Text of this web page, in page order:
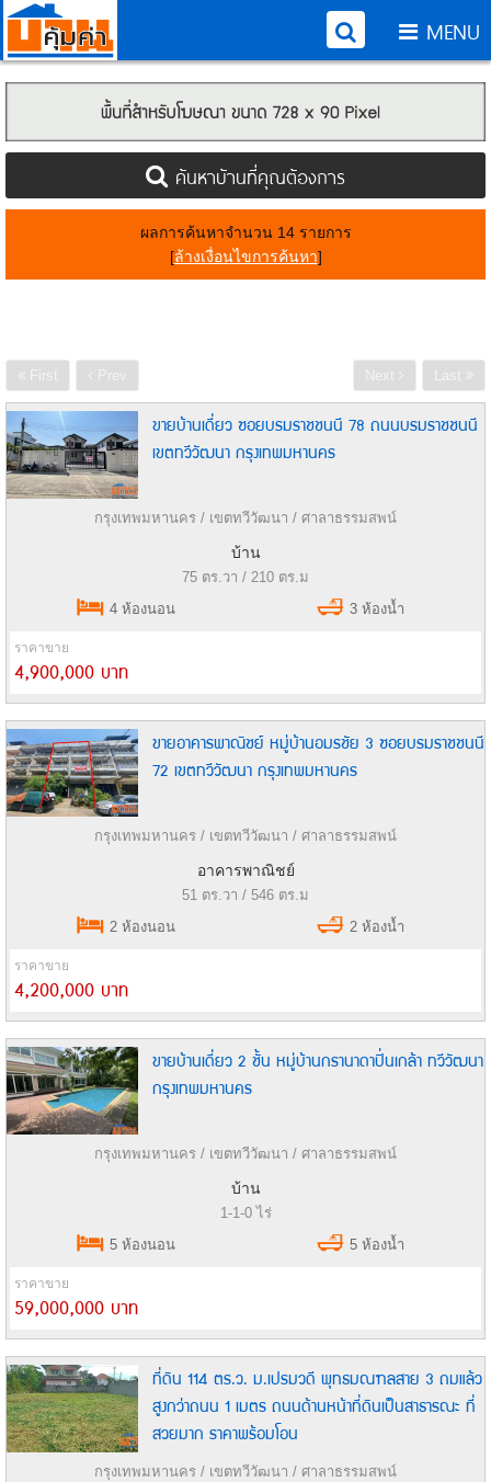
MENU
ค้นหาบ้านที่คุณต้องการ
ผลการค้นหาจำนวน 14 รายการ
[ล้างเงื่อนไขการค้นหา]
First Prev Last
Next
ขายบ้านเดี่ยว ซอยบรมราชชนนี 78 ถนนบรมราชชนนี
เขตทวีวัฒนา กรุงเทพมหานคร
กรุงเทพมหานคร / เขตทวีวัฒนา / ศาลาธรรมสพน์
บ้าน
75 ตร.วา / 210 ตร.ม
4 ห้องนอน
3 ห้องน้ำ
ราคาขาย
4,900,000 บาท
ขายอาคารพาณิชย์ หมู่บ้านอมรชัย 3 ซอยบรมราชชนนี
72 เขตทวีวัฒนา กรุงเทพมหานคร
กรุงเทพมหานคร / เขตทวีวัฒนา / ศาลาธรรมสพน์
อาคารพาณิชย์
51 ตร.วา / 546 ตร.ม
2 ห้องนอน
2 ห้องน้ำ
ราคาขาย
4,200,000 บาท
ขายบ้านเดี่ยว 2 ชั้น หมู่บ้านกรานาดาปิ่นเกล้า ทวีวัฒนา
กรุงเทพมหานคร
กรุงเทพมหานคร / เขตทวีวัฒนา / ศาลาธรรมสพน์
บ้าน
1-1-0 ไร่
5 ห้องนอน
5 ห้องน้ำ
ราคาขาย
59,000,000 บาท
ที่ดิน 114 ตร.ว. ม.เปรมวดี พุทธมณฑลสาย 3 ถมแล้ว
สูงกว่าถนน 1 เมตร ถนนด้านหน้าที่ดินเป็นสาธารณะ ที่
สวยมาก ราคาพร้อมโอน
กรุงเทพมหานคร / เขตทวีวัฒนา / ศาลาธรรมสพน์